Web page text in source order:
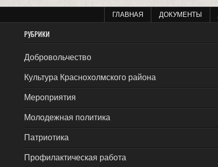
ГЛАВНАЯ ДОКУМЕНТЫ
РУБРИКИ
Добровольчество
Культура Краснохолмского района
Мероприятия
Молодежная политика
Патриотика
Профилактическая работа